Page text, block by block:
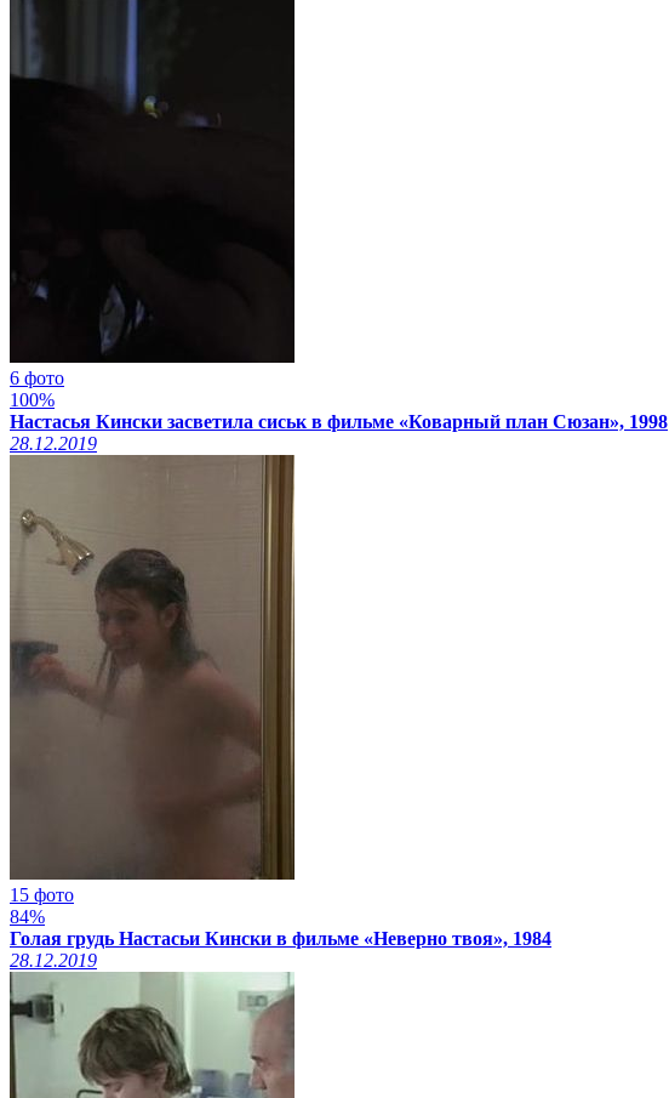
6 фото
100%
Настасья Кински засветила сиськ в фильме «Коварный план Сюзан», 1998
28.12.2019
15 фото
84%
Голая грудь Настасьи Кински в фильме «Неверно твоя», 1984
28.12.2019